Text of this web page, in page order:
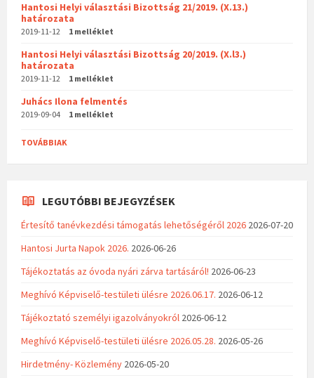
Hantosi Helyi választási Bizottság 21/2019. (X.13.)
határozata
2019-11-12 1 melléklet
Hantosi Helyi választási Bizottság 20/2019. (X.l3.)
határozata
2019-11-12 1 melléklet
Juhács Ilona felmentés
2019-09-04 1 melléklet
TOVÁBBIAK
LEGUTÓBBI BEJEGYZÉSEK
Értesítő tanévkezdési támogatás lehetőségéről 2026 2026-07-20
Hantosi Jurta Napok 2026. 2026-06-26
Tájékoztatás az óvoda nyári zárva tartásáról! 2026-06-23
Meghívó Képviselő-testületi ülésre 2026.06.17. 2026-06-12
Tájékoztató személyi igazolványokról 2026-06-12
Meghívó Képviselő-testületi ülésre 2026.05.28. 2026-05-26
Hirdetmény- Közlemény 2026-05-20